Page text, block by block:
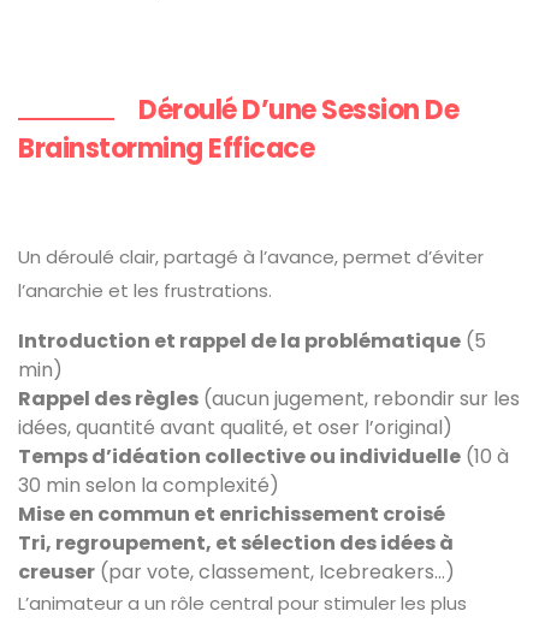
Déroulé D’une Session De
Brainstorming Efficace
Un déroulé clair, partagé à l’avance, permet d’éviter
l’anarchie et les frustrations.
Introduction et rappel de la problématique (5
min)
Rappel des règles (aucun jugement, rebondir sur les
idées, quantité avant qualité, et oser l’original)
Temps d’idéation collective ou individuelle (10 à
30 min selon la complexité)
Mise en commun et enrichissement croisé
Tri, regroupement, et sélection des idées à
creuser (par vote, classement, Icebreakers…)
L’animateur a un rôle central pour stimuler les plus